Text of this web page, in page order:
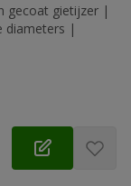
gecoat gietijzer |
diameters |